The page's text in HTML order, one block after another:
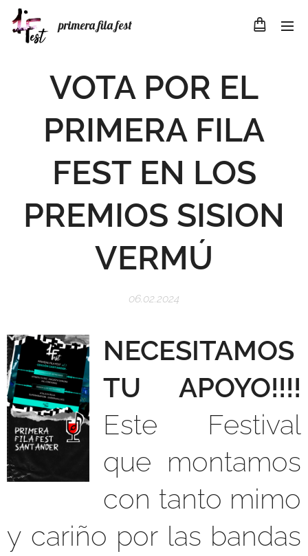
primera fila fest
VOTA POR EL
PRIMERA FILA
FEST EN LOS
PREMIOS SISION
VERMÚ
06.02.2024
NECESITAMOS
TU APOYO!!!!
Este Festival
que montamos
con tanto mimo
y cariño por las bandas